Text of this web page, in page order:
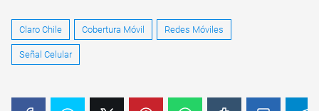
Claro Chile Cobertura Móvil Redes Móviles
Señal Celular